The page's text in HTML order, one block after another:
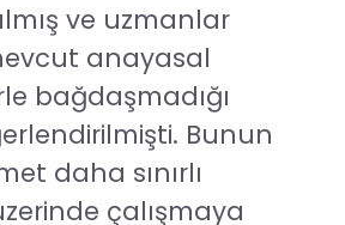
ve uzmanlar
anayasal
bağdaşmadığı
Bunun
daha sınırlı
çalışmaya